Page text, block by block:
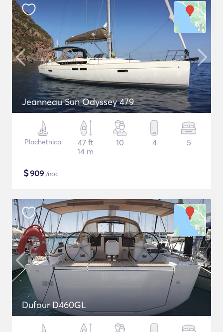
Jeanneau Sun Odyssey 479
Plachetnica
47 ft
14 m
10 4 5
$909 /noc
Dufour D460GL